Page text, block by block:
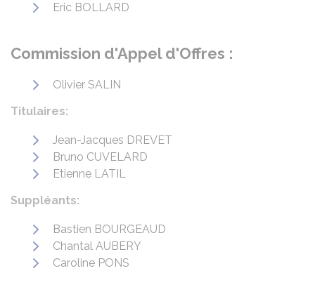
Eric BOLLARD
Commission d'Appel d'Offres :
Olivier SALIN
Titulaires:
Jean-Jacques DREVET
Bruno CUVELARD
Etienne LATIL
Suppléants:
Bastien BOURGEAUD
Chantal AUBERY
Caroline PONS